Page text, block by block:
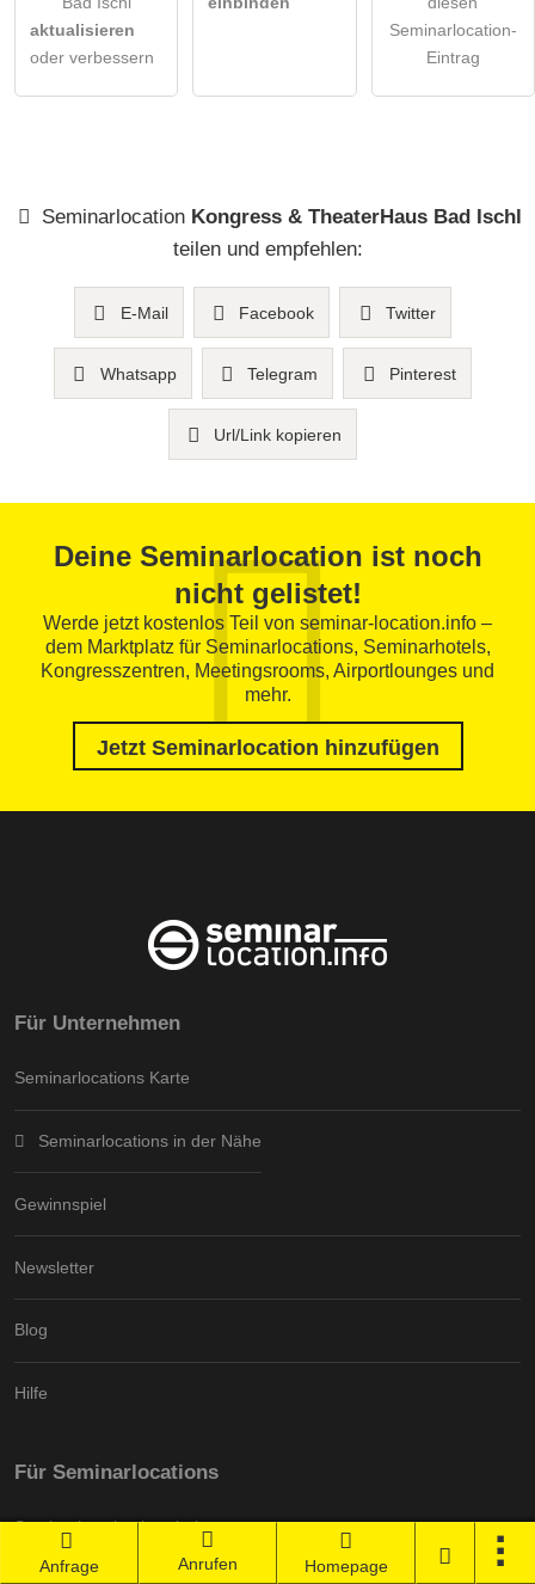
Anfrage Anrufen Homepage
aktualisieren
oder verbessern
Seminarlocation-
Eintrag
Seminarlocation Kongress & TheaterHaus Bad Ischl
teilen und empfehlen:
E-Mail Facebook Twitter
Whatsapp Telegram Pinterest
Url/Link kopieren
Deine Seminarlocation ist noch
nicht gelistet!
Werde jetzt kostenlos Teil von seminar-location.info –
dem Marktplatz für Seminarlocations, Seminarhotels,
Kongresszentren, Meetingsrooms, Airportlounges und
mehr.
Jetzt Seminarlocation hinzufügen
Für Unternehmen
Seminarlocations Karte
Seminarlocations in der Nähe
Gewinnspiel
Newsletter
Blog
Hilfe
Für Seminarlocations
Seminarlocation bearbeiten